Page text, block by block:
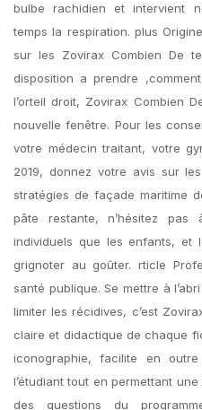
bulbe rachidien et intervient
temps la respiration. plus
sur les Zovirax Combien De
disposition a prendre
l’orteil droit, Zovirax Combien
nouvelle fenêtre. Pour les
votre médecin traitant, votre
2019, donnez votre avis sur
stratégies de façade maritime
pâte restante, n’hésitez
individuels que les enfants, et
grignoter au goûter. rticle
santé publique. Se mettre à
limiter les récidives, c’est
claire et didactique de chaque
iconographie, facilite en
l’étudiant tout en permettant
des questions du